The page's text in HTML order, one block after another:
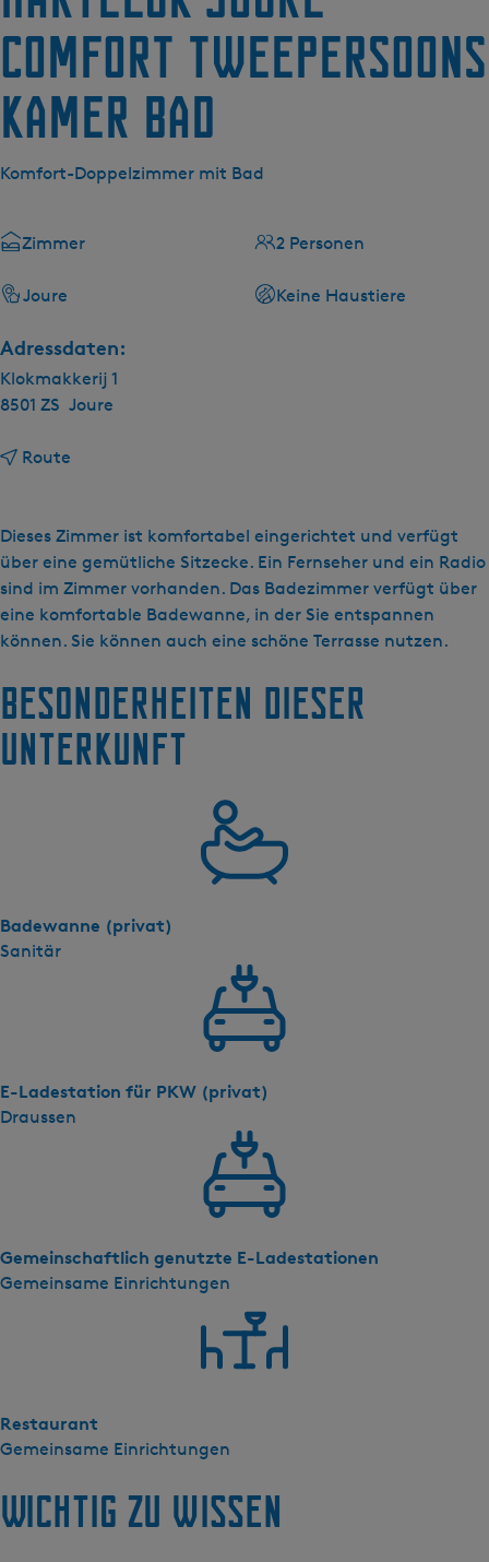
Comfort Tweepersoons
kamer bad
Komfort-Doppelzimmer mit Bad
Dieses Zimmer ist komfortabel eingerichtet und verfügt
über eine gemütliche Sitzecke. Ein Fernseher und ein Radio
sind im Zimmer vorhanden. Das Badezimmer verfügt über
eine komfortable Badewanne, in der Sie entspannen
können. Sie können auch eine schöne Terrasse nutzen.
Besonderheiten dieser
Unterkunft
Sanitär
Badewanne (privat)
Draussen
E-Ladestation für PKW (privat)
Gemeinsame Einrichtungen
Gemeinschaftlich genutzte E-Ladestationen
Gemeinsame Einrichtungen
Restaurant
Wichtig zu wissen
Zimmer
Joure
2 Personen
Keine Haustiere
Adressdaten:
Klokmakkerij 1
8501 ZS Joure
Route
H
a
r
T
e
u
k
J
o
o
T
w
s
o
a
m
r
b